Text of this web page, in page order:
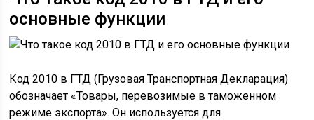
основные функции
Код 2010 в ГТД (Грузовая Транспортная Декларация)
обозначает «Товары, перевозимые в таможенном
режиме экспорта». Он используется для